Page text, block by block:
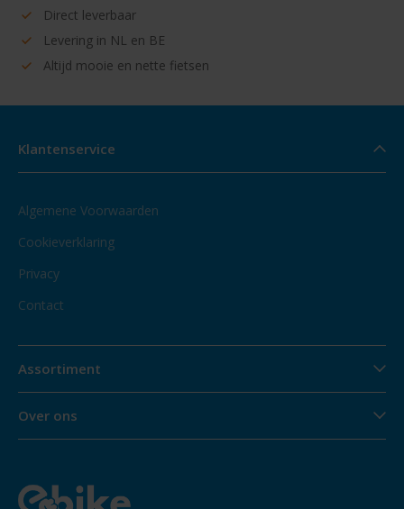
Direct leverbaar
Levering in NL en BE
Altijd mooie en nette fietsen
Klantenservice
Algemene Voorwaarden
Cookieverklaring
Privacy
Contact
Assortiment
Over ons